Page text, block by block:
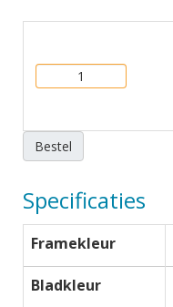
Bestel
Specificaties
Framekleur
Bladkleur